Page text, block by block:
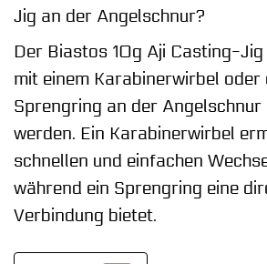
Jig an der Angelschnur?
Der Biastos 10g Aji Casting-
mit einem Karabinerwirbel oder
Sprengring an der
werden. Ein Karabinerwirbel
schnellen und einfachen
während ein Sprengring eine
Verbindung bietet.